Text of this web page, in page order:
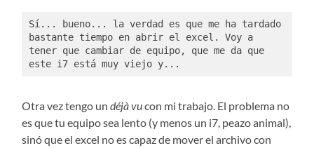
Sí... bueno... la verdad es que me ha tardado
bastante tiempo en abrir el excel. Voy a
tener que cambiar de equipo, que me da que
este i7 está muy viejo y...
Otra vez tengo undéjà vucon mi trabajo. El problema no
es que tu equipo sea lento (y menos un i7, peazo animal),
sinó que el excel no es capaz de mover el archivo con